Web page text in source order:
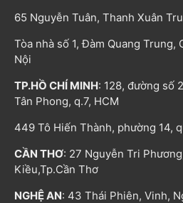
65 Nguyễn Tuân, Thanh Xuân
Tòa nhà số 1, Đàm Quang Trung,
Nội
TP.HỒ CHÍ MINH: 128, đường số
Tân Phong, q.7, HCM
449 Tô Hiến Thành, phường 14,
CẦN THƠ: 27 Nguyễn Tri
Kiều,Tp.Cần Thơ
NGHỆ AN: 43 Thái Phiên, Vinh,